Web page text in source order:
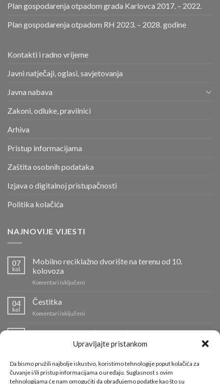
Upravljajte pristankom
Da bismo pružili najbolje iskustvo, koristimo tehnologije poput kolačića za
čuvanje i/ili pristup informacijama o uređaju. Suglasnost s ovim
tehnologijama će nam omogućiti da obrađujemo podatke kao što su
Plan gospodarenja otpadom grada Karlovca 2017. – 2022.
Plan gospodarenja otpadom RH 2023. – 2028. godine
Kontakti i radno vrijeme
Javni natječaji, oglasi, savjetovanja
Javna nabava
Zakoni, odluke, pravilnici
Arhiva
Pristup informacijama
Zaštita osobnih podataka
Izjava o digitalnoj pristupačnosti
Politika kolačića
NAJNOVIJE VIJESTI
07
kol
Mobilno reciklažno dvorište na terenu od 10.
kolovoza
Komentari isključeni
od
kolovoza
04
kol
Čestitka
Komentari isključeni
Info o radu reciklažnih dvorišta i odvozu komunalnog
Info
o
radu
01
kol
Požar na Odlagalištu Ilovac lokaliziran